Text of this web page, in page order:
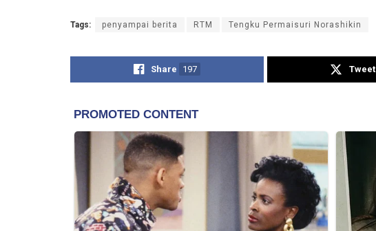
Tags: penyampai berita RTM Tengku Permaisuri Norashikin
Share 197 Tweet